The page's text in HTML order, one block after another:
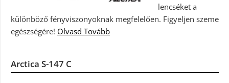
lencséket a
különböző fényviszonyoknak megfelelően. Figyeljen szeme
egészségére! Olvasd Tovább
Arctica S-147 C